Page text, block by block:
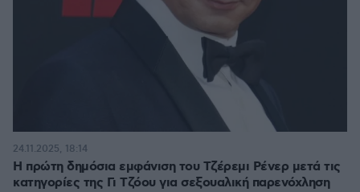
Η πρώτη δημόσια εμφάνιση του Τζέρεμι Ρένερ μετά τις
κατηγορίες της Γι Τζόου για σεξουαλική παρενόχληση
24.11.2025, 18:14